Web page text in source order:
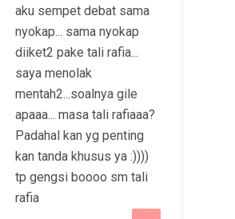
aku sempet debat sama
nyokap... sama nyokap
diiket2 pake tali rafia...
saya menolak
mentah2...soalnya gile
apaaa... masa tali rafiaaa?
Padahal kan yg penting
kan tanda khusus ya :))))
tp gengsi boooo sm tali
rafia